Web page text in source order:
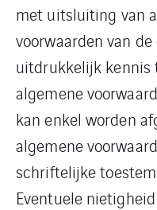
met uitsluiting van
voorwaarden van
uitdrukkelijk kennis
algemene
kan enkel worden
algemene
schriftelijke
Eventuele